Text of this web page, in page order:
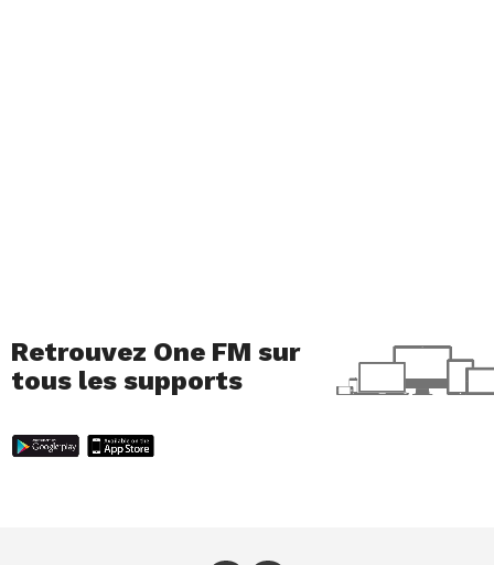
Retrouvez One FM sur
tous les supports